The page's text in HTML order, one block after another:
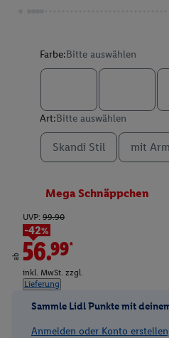
Farbe:Bitte auswählen
Art:Bitte auswählen
Skandi Stil mit
Mega Schnäppchen
ab
UVP: 99.90
-42%
56.99*
inkl. MwSt. zzgl.
Lieferung
Sammle Lidl Punkte mit
Anmelden oder Konto